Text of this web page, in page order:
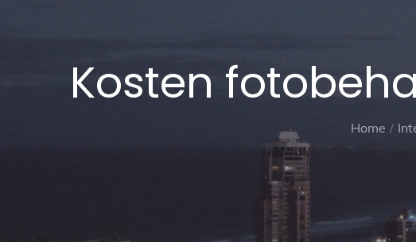
Kosten
Home